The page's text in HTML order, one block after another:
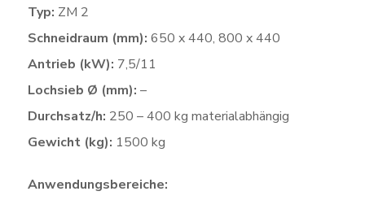
Typ: ZM 2
Schneidraum (mm): 650 x 440, 800 x 440
Antrieb (kW): 7,5/11
Lochsieb Ø (mm): –
Durchsatz/h: 250 – 400 kg materialabhängig
Gewicht (kg): 1500 kg
Anwendungsbereiche: